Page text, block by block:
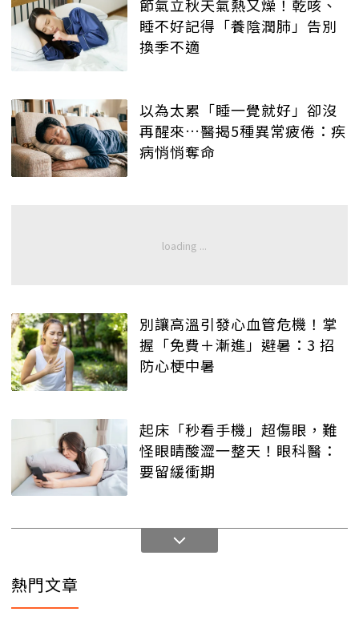
節氣立秋天氣熱又燥！乾咳、
睡不好記得「養陰潤肺」告別
換季不適
以為太累「睡一覺就好」卻沒
再醒來…醫揭5種異常疲倦：疾
病悄悄奪命
別讓高溫引發心血管危機！掌
握「免費＋漸進」避暑：3 招
防心梗中暑
起床「秒看手機」超傷眼，難
怪眼睛酸澀一整天！眼科醫：
要留緩衝期
熱門文章